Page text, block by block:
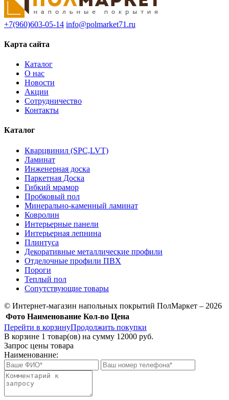
+7(960)603-05-14 info@polmarket71.ru
Карта сайта
Каталог
О нас
Новости
Акции
Сотрудничество
Контакты
Каталог
Кварцвинил (SPC,LVT)
Ламинат
Инженерная доска
Паркетная Доска
Гибкий мрамор
Пробковый пол
Минерально-каменный ламинат
Ковролин
Интерьерные панели
Интерьерная лепнина
Плинтуса
Декоративные металлические профили
Отделочные профили ПВХ
Пороги
Теплый пол
Сопутствующие товары
© Интернет-магазин напольных покрытий ПолМаркет – 2026
Фото Наименование Кол-во Цена
Перейти в корзинуПродолжить покупки
В корзине 1 товар(ов) на сумму 12000 руб.
Запрос цены товара
Наименование: